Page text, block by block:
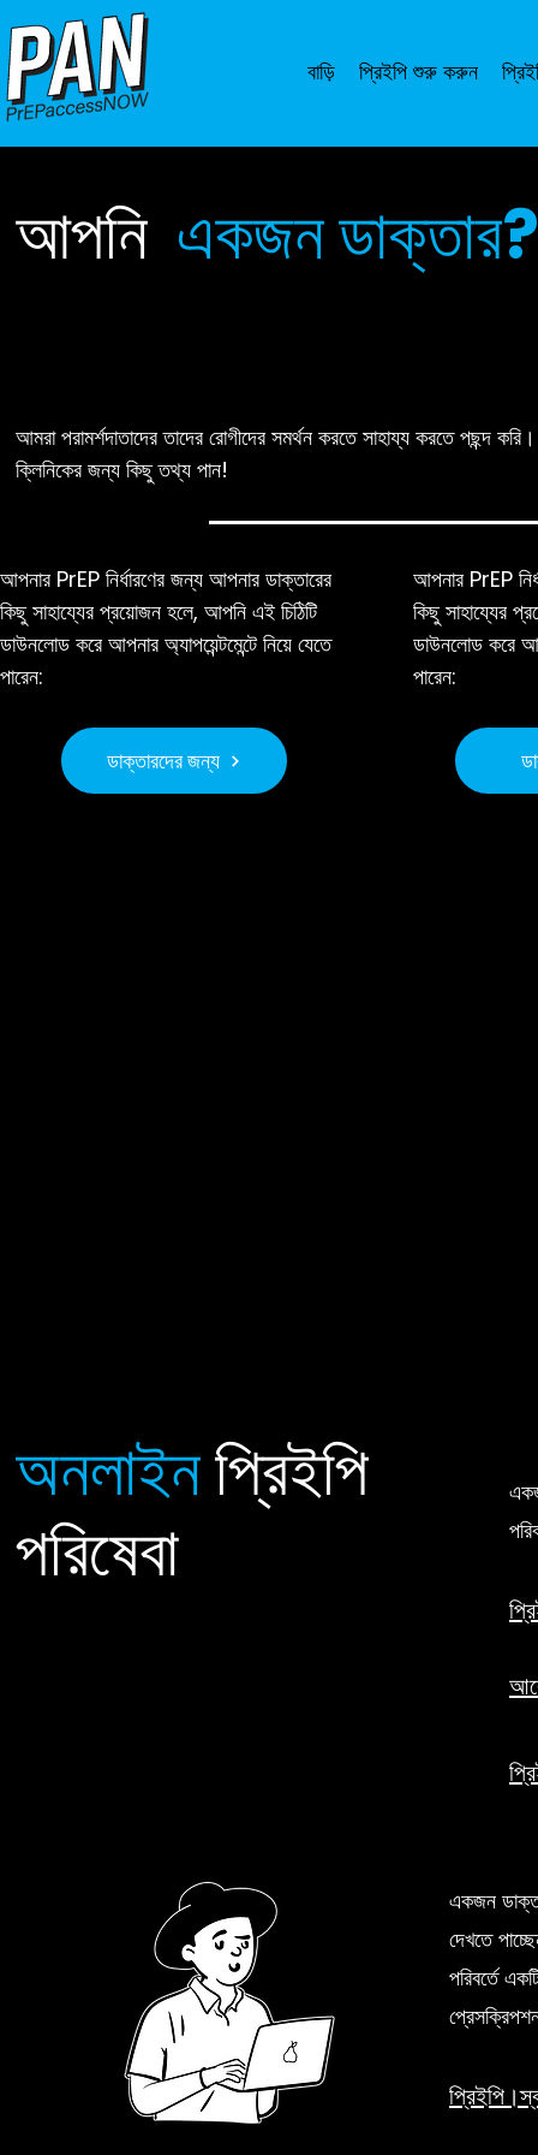
বাড়ি প্রিইপি শুরু করুন
আপনি একজন ডাক্তার?
আমরা পরামর্শদাতাদের তাদের রোগীদের সমর্থন করতে সাহায্য করতে পছন্দ
ক্লিনিকের জন্য কিছু তথ্য পান!
আপনার PrEP নির্ধারণের জন্য আপনার ডাক্তারের
কিছু সাহায্যের প্রয়োজন হলে, আপনি এই চিঠিটি
ডাউনলোড করে আপনার অ্যাপয়েন্টমেন্টে নিয়ে যেতে
পারেন:
ডাক্তারদের জন্য
আপনার PrEP
কিছু সাহায্যের
ডাউনলোড করে
পারেন:
অনলাইনপ্রিইপি
পরিষেবা
একজন
দেখতে
পরিবর্তে